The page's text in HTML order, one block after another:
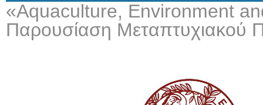
«Aquaculture, Environment
Παρουσίαση Μεταπτυχιακού